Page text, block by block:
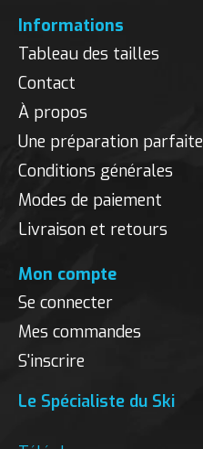
Informations
Tableau des tailles
Contact
À propos
Une préparation parfaite
Conditions générales
Modes de paiement
Livraison et retours
Mon compte
Se connecter
Mes commandes
S'inscrire
Le Spécialiste du Ski